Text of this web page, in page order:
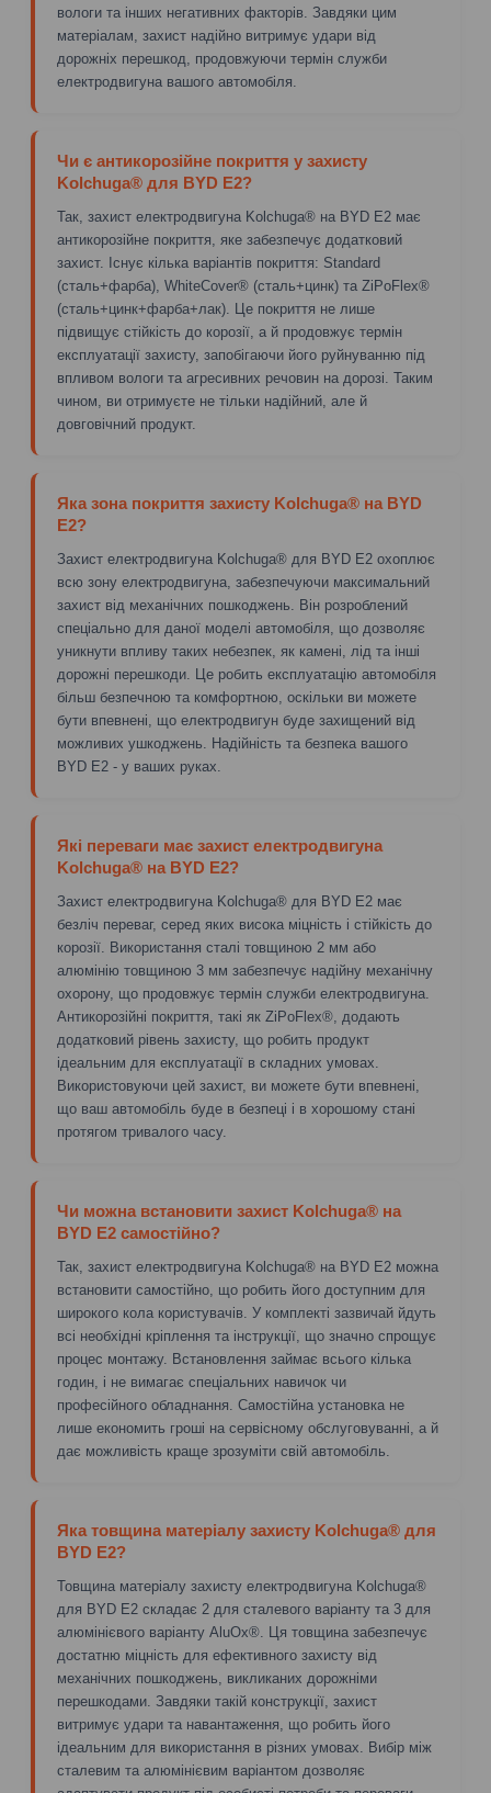
вологи та інших негативних факторів. Завдяки цим
матеріалам, захист надійно витримує удари від
дорожніх перешкод, продовжуючи термін служби
електродвигуна вашого автомобіля.
Чи є антикорозійне покриття у захисту
Kolchuga® для BYD E2?
Так, захист електродвигуна Kolchuga® на BYD E2 має
антикорозійне покриття, яке забезпечує додатковий
захист. Існує кілька варіантів покриття: Standard
(сталь+фарба), WhiteCover® (сталь+цинк) та ZiPoFlex®
(сталь+цинк+фарба+лак). Це покриття не лише
підвищує стійкість до корозії, а й продовжує термін
експлуатації захисту, запобігаючи його руйнуванню під
впливом вологи та агресивних речовин на дорозі. Таким
чином, ви отримуєте не тільки надійний, але й
довговічний продукт.
Яка зона покриття захисту Kolchuga® на BYD
E2?
Захист електродвигуна Kolchuga® для BYD E2 охоплює
всю зону електродвигуна, забезпечуючи максимальний
захист від механічних пошкоджень. Він розроблений
спеціально для даної моделі автомобіля, що дозволяє
уникнути впливу таких небезпек, як камені, лід та інші
дорожні перешкоди. Це робить експлуатацію автомобіля
більш безпечною та комфортною, оскільки ви можете
бути впевнені, що електродвигун буде захищений від
можливих ушкоджень. Надійність та безпека вашого
BYD E2 - у ваших руках.
Які переваги має захист електродвигуна
Kolchuga® на BYD E2?
Захист електродвигуна Kolchuga® для BYD E2 має
безліч переваг, серед яких висока міцність і стійкість до
корозії. Використання сталі товщиною 2 мм або
алюмінію товщиною 3 мм забезпечує надійну механічну
охорону, що продовжує термін служби електродвигуна.
Антикорозійні покриття, такі як ZiPoFlex®, додають
додатковий рівень захисту, що робить продукт
ідеальним для експлуатації в складних умовах.
Використовуючи цей захист, ви можете бути впевнені,
що ваш автомобіль буде в безпеці і в хорошому стані
протягом тривалого часу.
Чи можна встановити захист Kolchuga® на
BYD E2 самостійно?
Так, захист електродвигуна Kolchuga® на BYD E2 можна
встановити самостійно, що робить його доступним для
широкого кола користувачів. У комплекті зазвичай йдуть
всі необхідні кріплення та інструкції, що значно спрощує
процес монтажу. Встановлення займає всього кілька
годин, і не вимагає спеціальних навичок чи
професійного обладнання. Самостійна установка не
лише економить гроші на сервісному обслуговуванні, а й
дає можливість краще зрозуміти свій автомобіль.
Яка товщина матеріалу захисту Kolchuga® для
BYD E2?
Товщина матеріалу захисту електродвигуна Kolchuga®
для BYD E2 складає 2 для сталевого варіанту та 3 для
алюмінієвого варіанту AluOx®. Ця товщина забезпечує
достатню міцність для ефективного захисту від
механічних пошкоджень, викликаних дорожніми
перешкодами. Завдяки такій конструкції, захист
витримує удари та навантаження, що робить його
ідеальним для використання в різних умовах. Вибір між
сталевим та алюмінієвим варіантом дозволяє